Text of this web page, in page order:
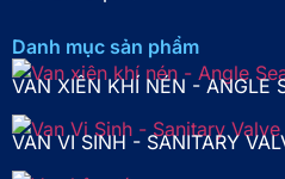
Danh mục sản phẩm
VAN XIÊN KHÍ NÉN - ANGLE
VAN VI SINH - SANITARY